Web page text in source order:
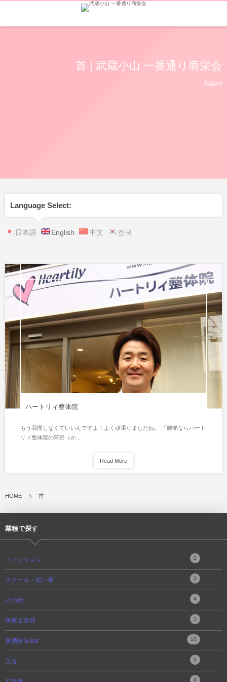
首 | 武蔵小山 一番通り商栄会
Tagged
Language Select:
日本語 English 中文 한국
ハートリィ整体院
もう我慢しなくていいんですよ！よく頑張りましたね。 『腰痛ならハート
リィ整体院の狩野（か...
Read More
HOME 首
業種で探す
ファッション 2
スクール・習い事 2
その他 4
医療＆薬局 3
居酒屋＆Bar 10
美容 3
4